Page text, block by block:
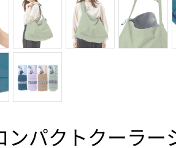
ンパクトクーラー